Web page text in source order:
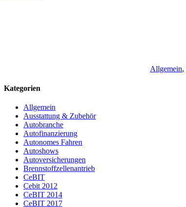
Allgemein,
Kategorien
Allgemein
Ausstattung & Zubehör
Autobranche
Autofinanzierung
Autonomes Fahren
Autoshows
Autoversicherungen
Brennstoffzellenantrieb
CeBIT
Cebit 2012
CeBIT 2014
CeBIT 2017